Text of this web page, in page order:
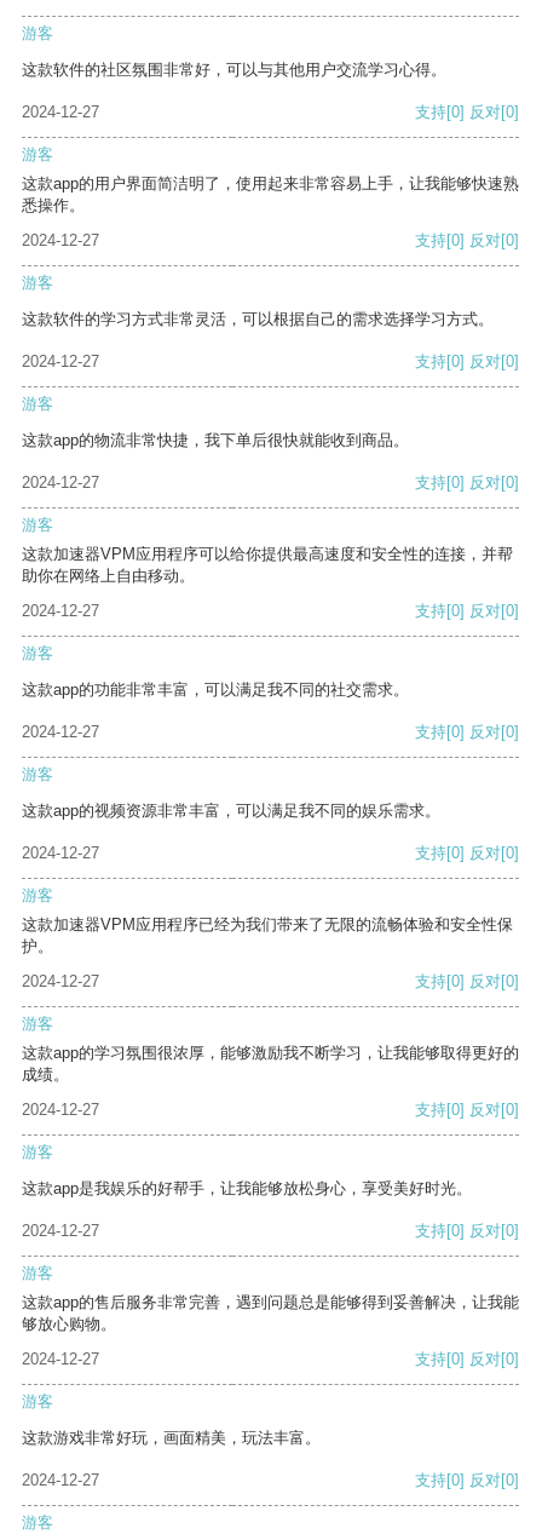
游客
这款软件的社区氛围非常好，可以与其他用户交流学习心得。
2024-12-27 支持[0] 反对[0]
游客
这款app的用户界面简洁明了，使用起来非常容易上手，让我能够快速熟
悉操作。
2024-12-27
支持[0] 反对[0]
游客
这款软件的学习方式非常灵活，可以根据自己的需求选择学习方式。
2024-12-27 支持[0] 反对[0]
游客
这款app的物流非常快捷，我下单后很快就能收到商品。
2024-12-27 支持[0] 反对[0]
游客
这款加速器VPM应用程序可以给你提供最高速度和安全性的连接，并帮
助你在网络上自由移动。
2024-12-27
支持[0] 反对[0]
游客
这款app的功能非常丰富，可以满足我不同的社交需求。
2024-12-27 支持[0] 反对[0]
游客
这款app的视频资源非常丰富，可以满足我不同的娱乐需求。
2024-12-27 支持[0] 反对[0]
游客
这款加速器VPM应用程序已经为我们带来了无限的流畅体验和安全性保
护。
2024-12-27
支持[0] 反对[0]
游客
这款app的学习氛围很浓厚，能够激励我不断学习，让我能够取得更好的
成绩。
2024-12-27
支持[0] 反对[0]
游客
这款app是我娱乐的好帮手，让我能够放松身心，享受美好时光。
2024-12-27 支持[0] 反对[0]
游客
这款app的售后服务非常完善，遇到问题总是能够得到妥善解决，让我能
够放心购物。
2024-12-27
支持[0] 反对[0]
游客
这款游戏非常好玩，画面精美，玩法丰富。
2024-12-27 支持[0] 反对[0]
游客